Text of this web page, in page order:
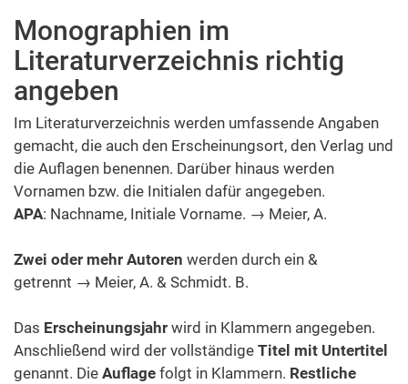
Monographien im
Literaturverzeichnis richtig
angeben
Im Literaturverzeichnis werden umfassende Angaben
gemacht, die auch den Erscheinungsort, den Verlag und
die Auflagen benennen. Darüber hinaus werden
Vornamen bzw. die Initialen dafür angegeben.
APA: Nachname, Initiale Vorname. → Meier, A.
Zwei oder mehr Autoren werden durch ein &
getrennt → Meier, A. & Schmidt. B.
Das Erscheinungsjahr wird in Klammern angegeben.
Anschließend wird der vollständige Titel mit Untertitel
genannt. Die Auflage folgt in Klammern. Restliche